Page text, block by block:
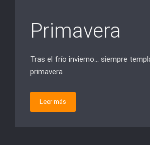
Primavera
Tras el frío invierno… siempre
primavera
Leer más